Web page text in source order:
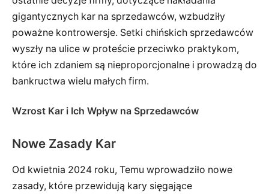
gigantycznych kar na sprzedawców, wzbudziły
poważne kontrowersje. Setki chińskich sprzedawców
wyszły na ulice w proteście przeciwko praktykom,
które ich zdaniem są nieproporcjonalne i prowadzą do
bankructwa wielu małych firm.
Wzrost Kar i Ich Wpływ na Sprzedawców
Nowe Zasady Kar
Od kwietnia 2024 roku, Temu wprowadziło nowe
zasady, które przewidują kary sięgające